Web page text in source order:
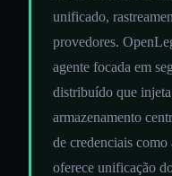
unificado,
provedores.
agente focada em
distribuído que
armazenamento
de credenciais
oferece unificação